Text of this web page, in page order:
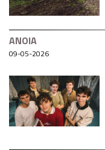
ANOIA
09-05-2026